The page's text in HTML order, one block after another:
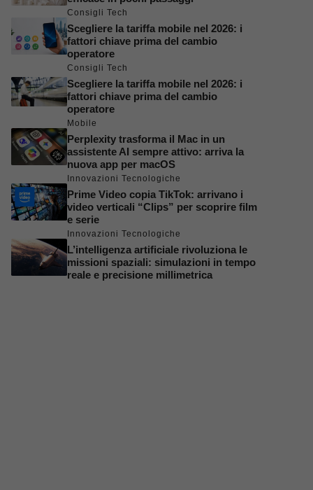
Consigli Tech
Scegliere la tariffa mobile nel 2026: i
fattori chiave prima del cambio
operatore
Consigli Tech
Scegliere la tariffa mobile nel 2026: i
fattori chiave prima del cambio
operatore
Mobile
Perplexity trasforma il Mac in un
assistente AI sempre attivo: arriva la
nuova app per macOS
Innovazioni Tecnologiche
Prime Video copia TikTok: arrivano i
video verticali “Clips” per scoprire film
e serie
Innovazioni Tecnologiche
L’intelligenza artificiale rivoluziona le
missioni spaziali: simulazioni in tempo
reale e precisione millimetrica